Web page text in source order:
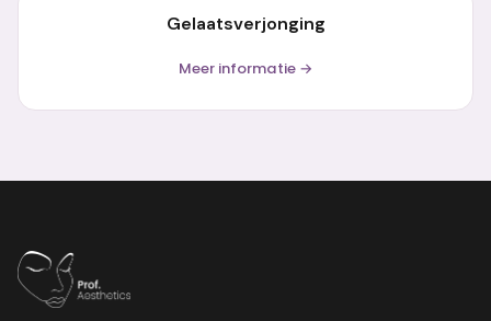
Gelaatsverjonging
Meer informatie →